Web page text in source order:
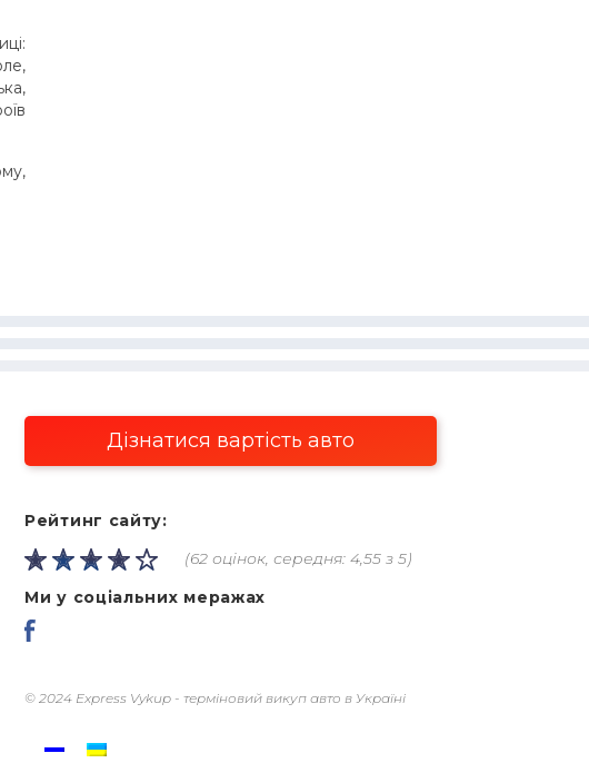
Дізнатися вартість авто
Рейтинг сайту:
(62 оцінок, середня: 4,55 з 5)
Ми у соціальних меражах
© 2024 Express Vykup - терміновий викуп авто в Україні